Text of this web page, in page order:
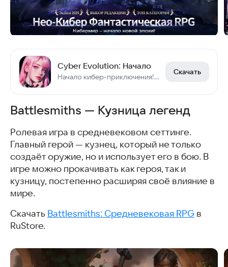
Cyber Evolution: Начало
Начало кибер-приключения! Войдите и получите ✧1 млрд Алмазов и Суперкар✧!
Скачать
Battlesmiths — Кузница легенд
Ролевая игра в средневековом сеттинге.
Главный герой — кузнец, который не только
создаёт оружие, но и использует его в бою. В
игре можно прокачивать как героя, так и
кузницу, постепенно расширяя своё влияние в
мире.
Скачать Battlesmiths: Средневековая RPG в
RuStore.